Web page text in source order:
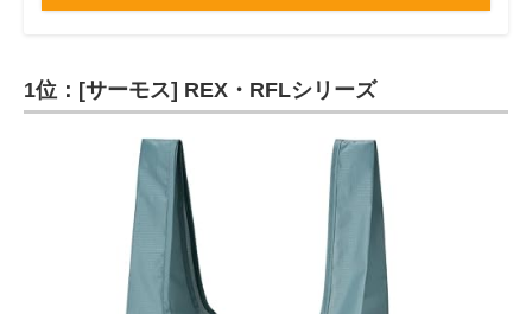
1位：[サーモス] REX・RFLシリーズ